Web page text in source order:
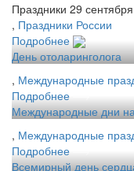
Праздники 29 сентября
, Праздники России
Подробнее
День отоларинголога
, Международные
Подробнее
Международные дни
, Международные
Подробнее
Всемирный день